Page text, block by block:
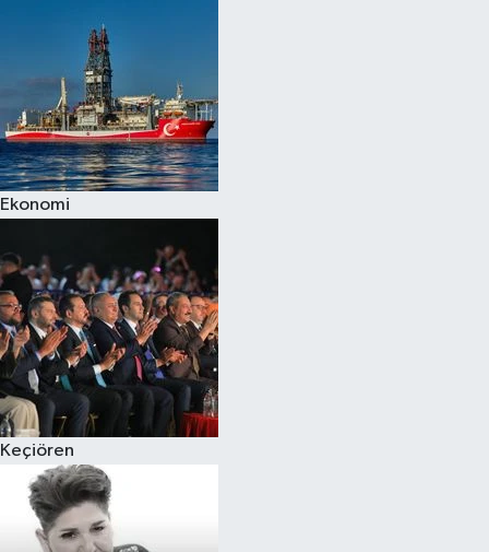
Ekonomi
Keçiören
Kültür Sanat
Sağlık
Siyaset
Teknoloji
Televizyon
Yaşam-Çevre